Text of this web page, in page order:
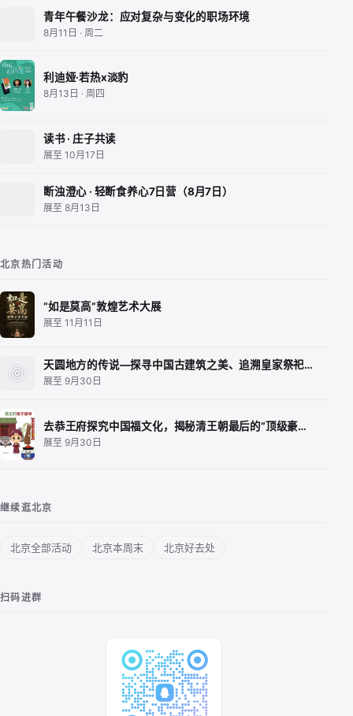
青年午餐沙龙：应对复杂与变化的职场环境
8月11日 · 周二
利迪娅·若热x淡豹
8月13日 · 周四
读书 · 庄子共读
展至 10月17日
断浊澄心 · 轻断食养心7日营（8月7日）
展至 8月13日
北京热门活动
“如是莫高”敦煌艺术大展
展至 11月11日
天圆地方的传说—探寻中国古建筑之美、追溯皇家祭祀…
展至 9月30日
去恭王府探究中国福文化，揭秘清王朝最后的“顶级豪…
展至 9月30日
继续逛北京
北京全部活动 北京本周末 北京好去处
扫码进群